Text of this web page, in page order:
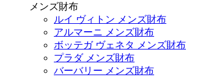
メンズ財布
ルイ ヴィトン メンズ財布
アルマーニ メンズ財布
ボッテガ ヴェネタ メンズ財布
プラダ メンズ財布
バーバリー メンズ財布